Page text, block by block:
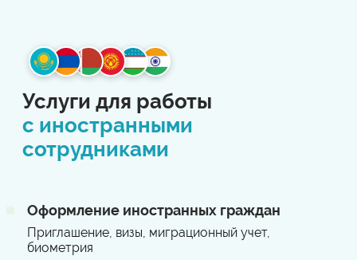
Услуги для работы
с иностранными
сотрудниками
Оформление иностранных граждан
Приглашение, визы, миграционный учет,
биометрия